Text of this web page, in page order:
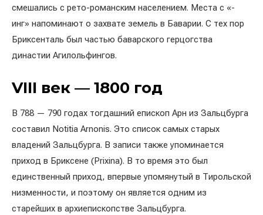
смешались с рето-романским населением. Места с «-
инг» напоминают о захвате земель в Баварии. С тех пор
Бриксенталь был частью баварского герцогства
династии Агилольфингов.
VIII век — 1800 год
В 788 — 790 годах тогдашний епископ Арн из Зальцбурга
составил Notitia Arnonis. Это список самых старых
владений Зальцбурга. В записи также упоминается
приход в Бриксене (Prixina). В то время это был
единственный приход, впервые упомянутый в Тирольской
низменности, и поэтому он является одним из
старейших в архиепископстве Зальцбурга.